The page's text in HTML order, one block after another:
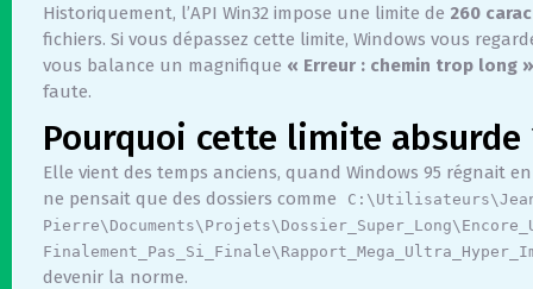
Historiquement, l’API Win32 impose une limite de 260
fichiers. Si vous dépassez cette limite, Windows vous
vous balance un magnifique « Erreur : chemin trop long »
faute.
Pourquoi cette limite absurde
Elle vient des temps anciens, quand Windows 95 régnait
ne pensait que des dossiers comme
devenir la norme.